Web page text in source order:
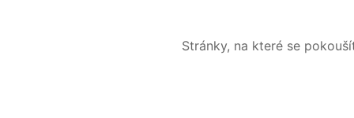
Stránky, na které se